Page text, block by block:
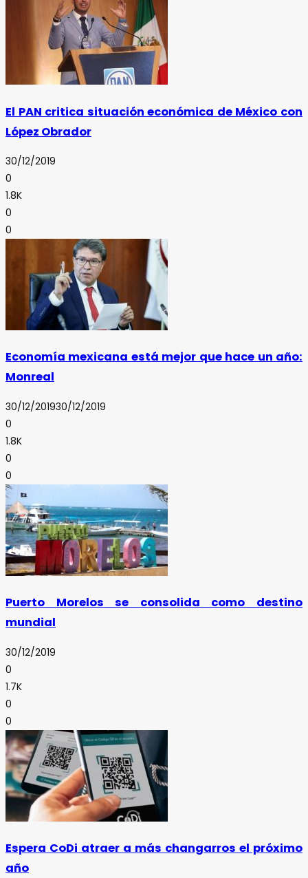
El PAN critica situación económica de México con
López Obrador
30/12/2019
0
1.8K
0
0
Economía mexicana está mejor que hace un año:
Monreal
30/12/201930/12/2019
0
1.8K
0
0
Puerto Morelos se consolida como destino
mundial
30/12/2019
0
1.7K
0
0
Espera CoDi atraer a más changarros el próximo
año